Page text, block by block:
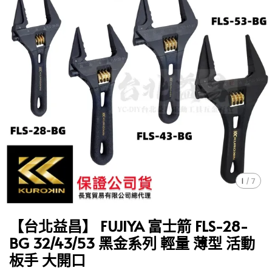
1 / 7
【台北益昌】 FUJIYA 富士箭 FLS-28-
BG 32/43/53 黑金系列 輕量 薄型 活動
板手 大開口